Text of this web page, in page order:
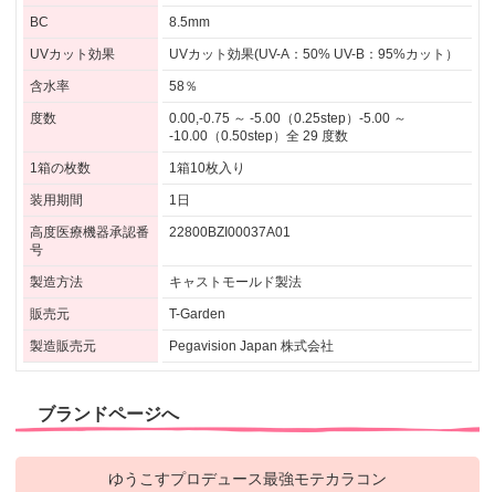
BC 8.5mm
UVカット効果 UVカット効果(UV-A：50% UV-B：95%カット）
含水率 58％
度数
0.00,-0.75 ～ -5.00（0.25step）-5.00 ～
-10.00（0.50step）全 29 度数
1箱の枚数 1箱10枚入り
装用期間 1日
高度医療機器承認番
号
22800BZI00037A01
製造方法 キャストモールド製法
販売元 T-Garden
製造販売元 Pegavision Japan 株式会社
ブランドページへ
ゆうこすプロデュース最強モテカラコン